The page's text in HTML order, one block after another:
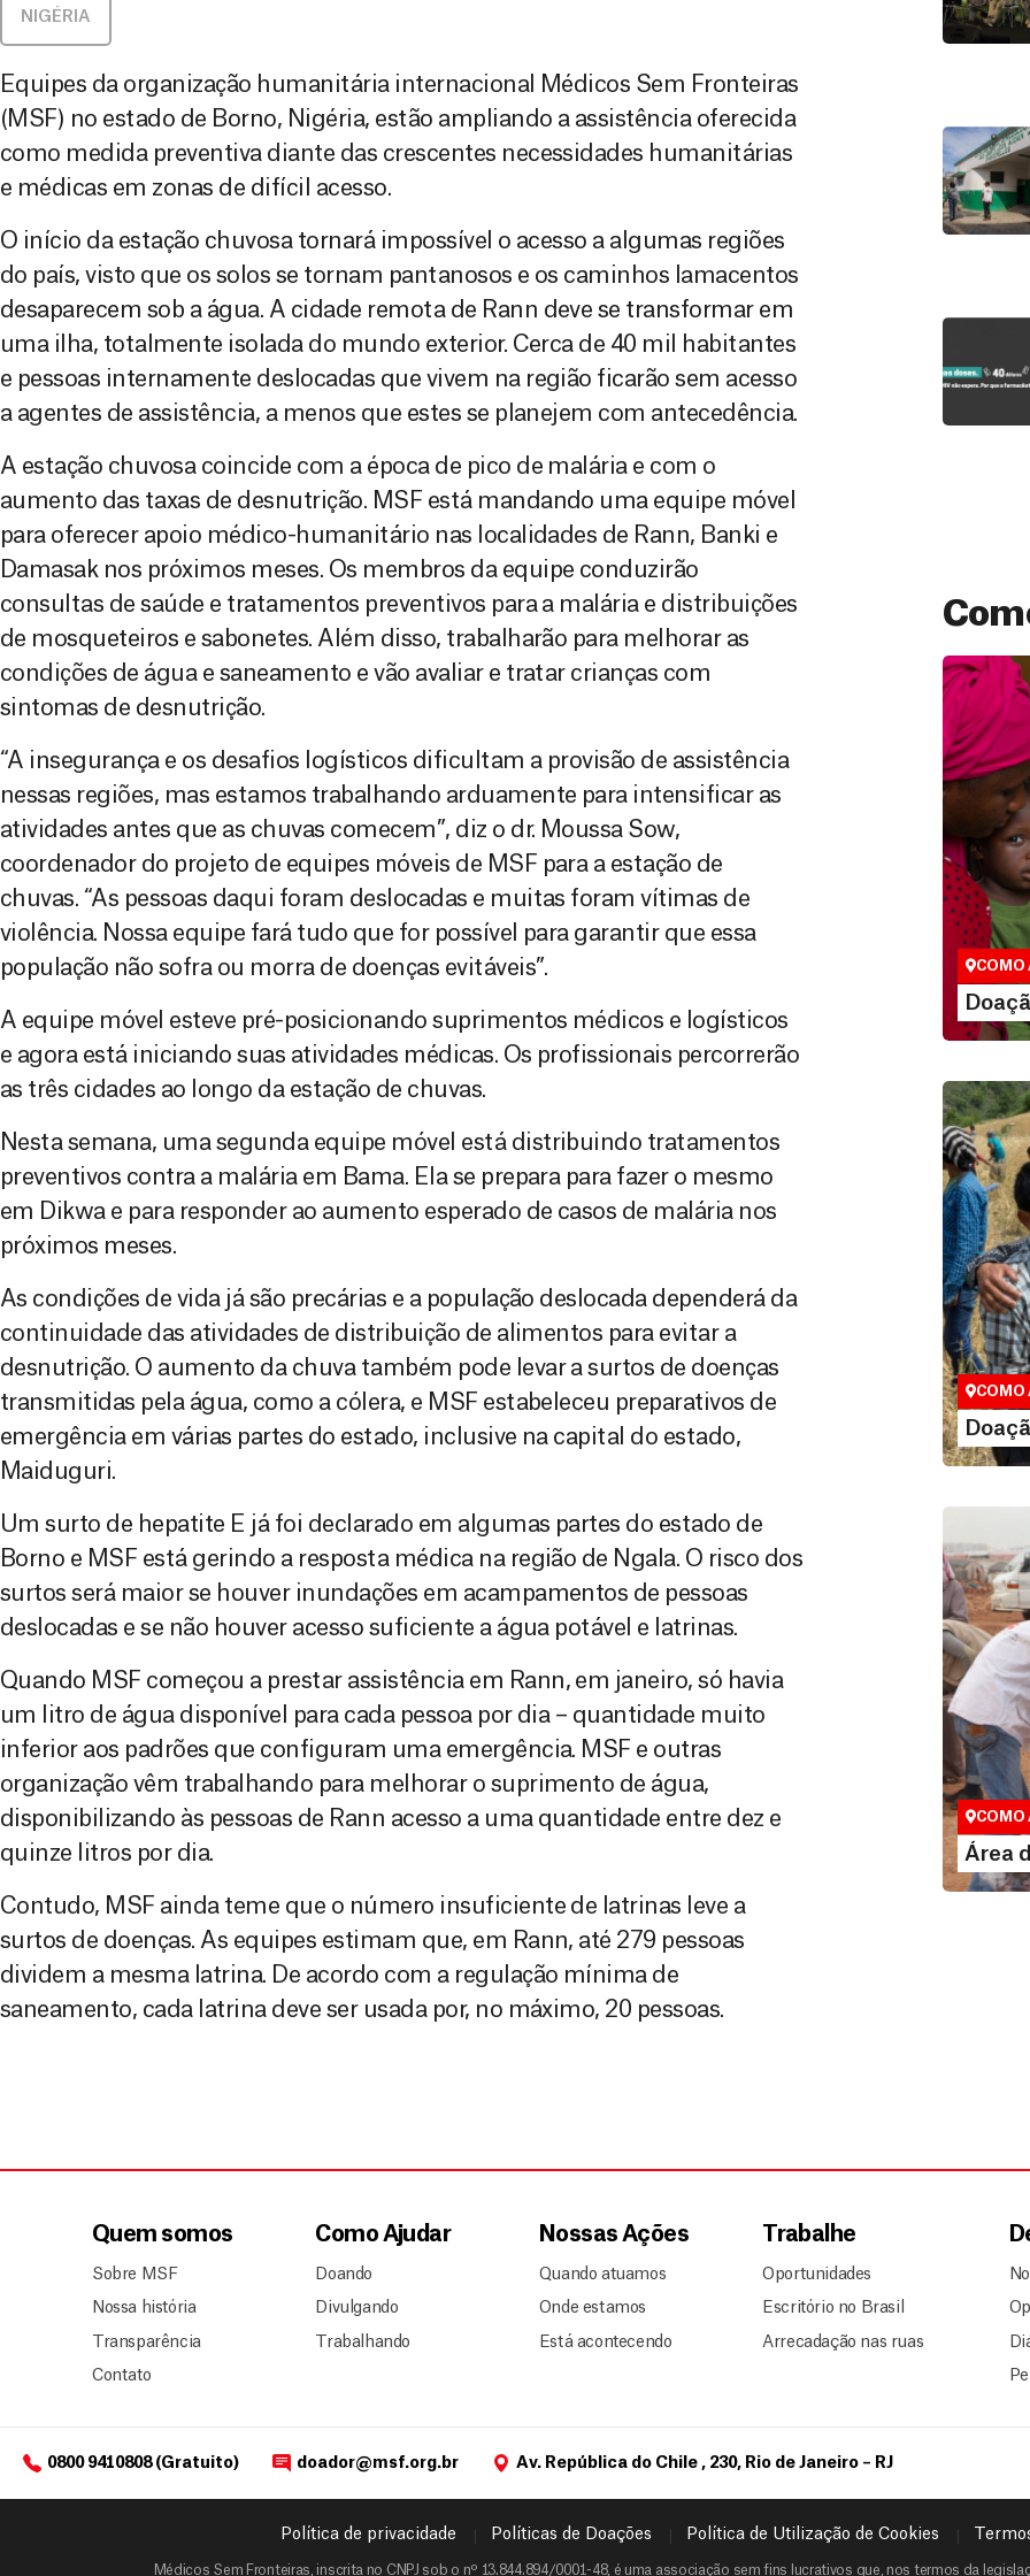
NIGÉRIA
Equipes da organização humanitária internacional Médicos Sem Fronteiras
(MSF) no estado de Borno, Nigéria, estão ampliando a assistência oferecida
como medida preventiva diante das crescentes necessidades humanitárias
e médicas em zonas de difícil acesso.
O início da estação chuvosa tornará impossível o acesso a algumas regiões
do país, visto que os solos se tornam pantanosos e os caminhos lamacentos
desaparecem sob a água. A cidade remota de Rann deve se transformar em
uma ilha, totalmente isolada do mundo exterior. Cerca de 40 mil habitantes
e pessoas internamente deslocadas que vivem na região ficarão sem acesso
a agentes de assistência, a menos que estes se planejem com antecedência.
A estação chuvosa coincide com a época de pico de malária e com o
aumento das taxas de desnutrição. MSF está mandando uma equipe móvel
para oferecer apoio médico-humanitário nas localidades de Rann, Banki e
Damasak nos próximos meses. Os membros da equipe conduzirão
consultas de saúde e tratamentos preventivos para a malária e distribuições
de mosqueteiros e sabonetes. Além disso, trabalharão para melhorar as
condições de água e saneamento e vão avaliar e tratar crianças com
sintomas de desnutrição.
“A insegurança e os desafios logísticos dificultam a provisão de assistência
nessas regiões, mas estamos trabalhando arduamente para intensificar as
atividades antes que as chuvas comecem”, diz o dr. Moussa Sow,
coordenador do projeto de equipes móveis de MSF para a estação de
chuvas. “As pessoas daqui foram deslocadas e muitas foram vítimas de
violência. Nossa equipe fará tudo que for possível para garantir que essa
população não sofra ou morra de doenças evitáveis”.
A equipe móvel esteve pré-posicionando suprimentos médicos e logísticos
e agora está iniciando suas atividades médicas. Os profissionais percorrerão
as três cidades ao longo da estação de chuvas.
Nesta semana, uma segunda equipe móvel está distribuindo tratamentos
preventivos contra a malária em Bama. Ela se prepara para fazer o mesmo
em Dikwa e para responder ao aumento esperado de casos de malária nos
próximos meses.
As condições de vida já são precárias e a população deslocada dependerá da
continuidade das atividades de distribuição de alimentos para evitar a
desnutrição. O aumento da chuva também pode levar a surtos de doenças
transmitidas pela água, como a cólera, e MSF estabeleceu preparativos de
emergência em várias partes do estado, inclusive na capital do estado,
Maiduguri.
Um surto de hepatite E já foi declarado em algumas partes do estado de
Borno e MSF está gerindo a resposta médica na região de Ngala. O risco dos
surtos será maior se houver inundações em acampamentos de pessoas
deslocadas e se não houver acesso suficiente a água potável e latrinas.
Quando MSF começou a prestar assistência em Rann, em janeiro, só havia
um litro de água disponível para cada pessoa por dia – quantidade muito
inferior aos padrões que configuram uma emergência. MSF e outras
organização vêm trabalhando para melhorar o suprimento de água,
disponibilizando às pessoas de Rann acesso a uma quantidade entre dez e
quinze litros por dia.
Contudo, MSF ainda teme que o número insuficiente de latrinas leve a
surtos de doenças. As equipes estimam que, em Rann, até 279 pessoas
dividem a mesma latrina. De acordo com a regulação mínima de
saneamento, cada latrina deve ser usada por, no máximo, 20 pessoas.
Doação
São as
que nos
vidas em
COMO
Você
maneiras,
valor que
COMO
Área
Espaço
COMO
Área
Quem somos
Sobre MSF
Nossa história
Transparência
Contato
Como Ajudar
Doando
Divulgando
Trabalhando
Nossas Ações
Quando atuamos
Onde estamos
Está acontecendo
Trabalhe
Oportunidades
Escritório no Brasil
Arrecadação nas ruas
0800 9410808 (Gratuito) doador@msf.org.br Av. República do Chile , 230, Rio de Janeiro – RJ
Política de privacidade Políticas de Doações Política de Utilização de Cookies
Médicos Sem Fronteiras, inscrita no CNPJ sob o nº 13.844.894/0001-48, é uma associação sem fins lucrativos que, nos termos da